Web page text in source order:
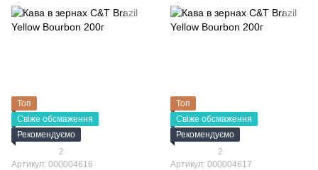
Топ
Свіже обсмаження
Рекомендуємо
2
Артикул: 000004616
Топ
Свіже обсмаження
Рекомендуємо
2
Артикул: 000004617